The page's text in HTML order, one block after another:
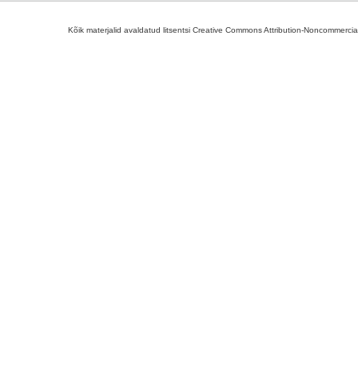
Kõik materjalid avaldatud litsentsi Creative Commons Attribution-